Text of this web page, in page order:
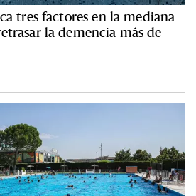
tres factores en la mediana
la demencia más de